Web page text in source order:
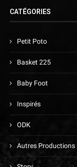
CATÉGORIES
Petit Poto
Basket 225
Baby Foot
Inspirés
ODK
Autres Productions